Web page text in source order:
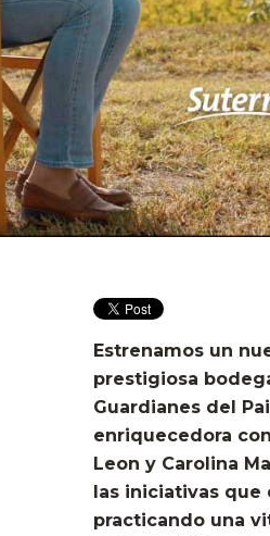
Estrenamos un
prestigiosa
Guardianes del
enriquecedora
Leon y Carolina
las iniciativas que
practicando una